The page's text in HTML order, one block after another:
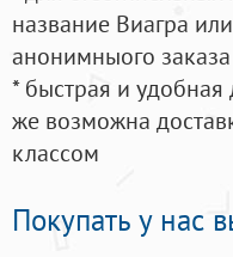
название Виагра
анонимныого
* быстрая и удобная
же возможна
классом
Покупать у нас